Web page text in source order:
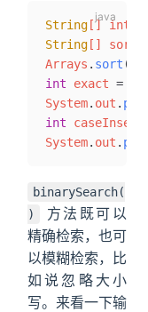
String []
String []
Arrays . sort
int exact =
System. out .
int
System. out .
binarySearch(
)
方法既可以
精确检索，也可
以模糊检索，比
如说忽略大小
写。来看一下输